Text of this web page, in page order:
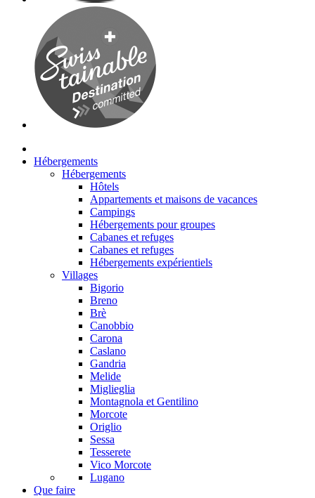
Hébergements
Hébergements
Hôtels
Appartements et maisons de vacances
Campings
Hébergements pour groupes
Cabanes et refuges
Cabanes et refuges
Hébergements expérientiels
Villages
Bigorio
Breno
Brè
Canobbio
Carona
Caslano
Gandria
Melide
Miglieglia
Montagnola et Gentilino
Morcote
Origlio
Sessa
Tesserete
Vico Morcote
Lugano
Que faire